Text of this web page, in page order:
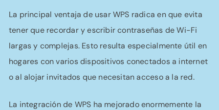
La principal ventaja de usar WPS radica en que evita
tener que recordar y escribir contraseñas de Wi-Fi
largas y complejas. Esto resulta especialmente útil en
hogares con varios dispositivos conectados a internet
o al alojar invitados que necesitan acceso a la red.
La integración de WPS ha mejorado enormemente la